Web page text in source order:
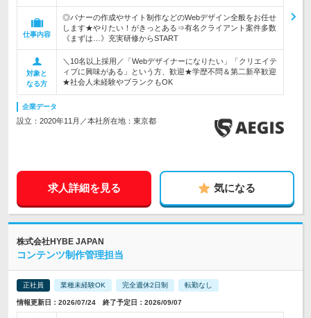
仕事内容
◎バナーの作成やサイト制作などのWebデザイン全般をお任せ
します★やりたい！がきっとある⇒有名クライアント案件多数
《まずは…》充実研修からSTART
対象と
なる方
＼10名以上採用／「Webデザイナーになりたい」「クリエイテ
ィブに興味がある」という方、歓迎★学歴不問＆第二新卒歓迎
★社会人未経験やブランクもOK
企業データ
設立：2020年11月／本社所在地：東京都
求人詳細を見る 気になる
株式会社HYBE JAPAN
コンテンツ制作管理担当
正社員 業種未経験OK 完全週休2日制 転勤なし
情報更新日：2026/07/24 終了予定日：2026/09/07